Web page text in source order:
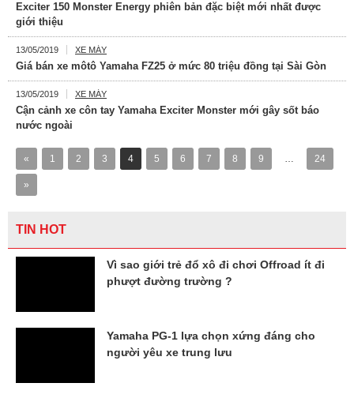
Exciter 150 Monster Energy phiên bản đặc biệt mới nhất được
giới thiệu
13/05/2019 XE MÁY
Giá bán xe môtô Yamaha FZ25 ở mức 80 triệu đồng tại Sài Gòn
13/05/2019 XE MÁY
Cận cảnh xe côn tay Yamaha Exciter Monster mới gây sốt báo
nước ngoài
« 1 2 3 4 5 6 7 8 9 … 24
»
TIN HOT
Vì sao giới trẻ đổ xô đi chơi Offroad ít đi
phượt đường trường ?
Yamaha PG-1 lựa chọn xứng đáng cho
người yêu xe trung lưu